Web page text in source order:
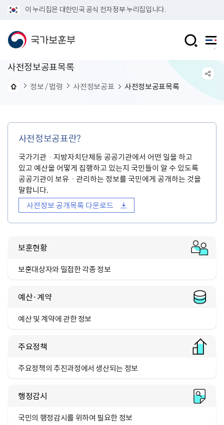
이 누리집은 대한민국 공식 전자정부 누리집입니다.
사전정보공표목록
정보 / 법령 사전정보공표 사전정보공표목록
사전정보공표란?
국가기관ㆍ지방자치단체등 공공기관에서 어떤 일을 하고
있고 예산을 어떻게 집행하고 있는지 국민들이 알 수 있도록
공공기관이 보유ㆍ관리하는 정보를 국민에게 공개하는 것을
말합니다.
사전정보 공개목록 다운로드
보훈현황
보훈대상자와 밀접한 각종 정보
예산·계약
예산 및 계약에 관한 정보
주요정책
주요정책의 추진과정에서 생산되는 정보
행정감시
국민의 행정감시를 위하여 필요한 정보